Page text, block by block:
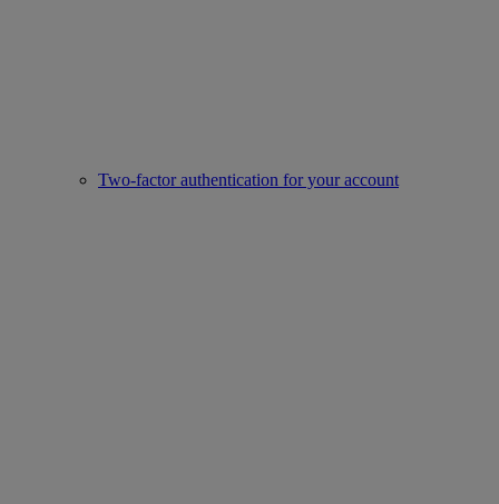
Two-factor authentication for your account